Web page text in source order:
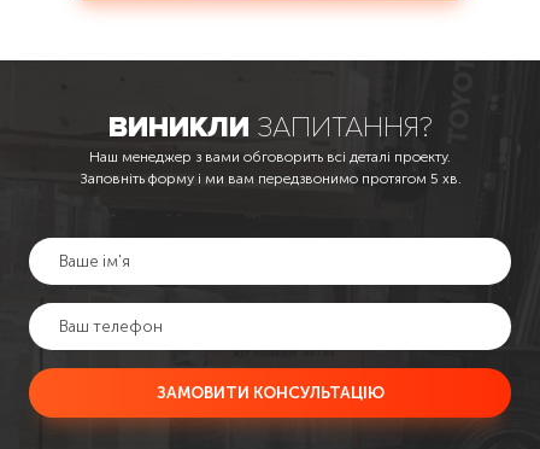
ВИНИКЛИ ЗАПИТАННЯ?
Наш менеджер з вами обговорить всі деталі проекту.
Заповніть форму і ми вам передзвонимо протягом 5 хв.
ЗАМОВИТИ КОНСУЛЬТАЦІЮ